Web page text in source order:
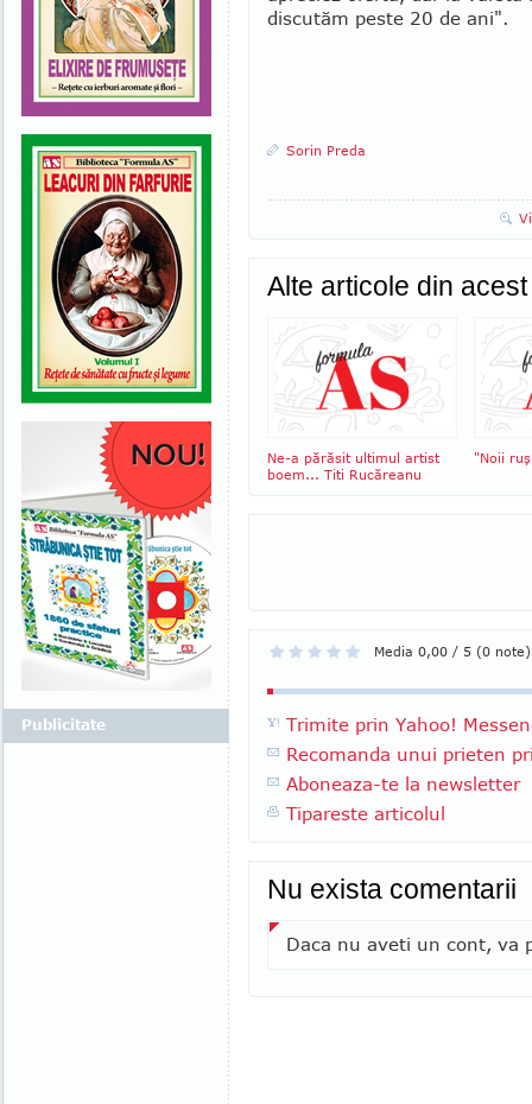
discutăm peste 20 de ani".
Sorin Preda
Alte articole din
Ne-a părăsit ultimul artist
boem... Titi Rucăreanu
"Noii
Media 0,00 / 5 (0 note)
Trimite prin Yahoo!
Recomanda unui prieten
Aboneaza-te la newsletter
Tipareste articolul
Nu exista comentarii
Daca nu aveti un cont, va
Publicitate